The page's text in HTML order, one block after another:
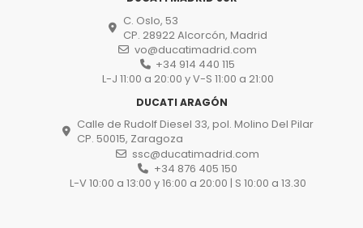
C. Oslo, 53
CP. 28922 Alcorcón, Madrid
vo@ducatimadrid.com
+34 914 440 115
L-J 11:00 a 20:00 y V-S 11:00 a 21:00
DUCATI ARAGÓN
Calle de Rudolf Diesel 33, pol. Molino Del Pilar
CP. 50015, Zaragoza
ssc@ducatimadrid.com
+34 876 405 150
L-V 10:00 a 13:00 y 16:00 a 20:00 | S 10:00 a 13.30